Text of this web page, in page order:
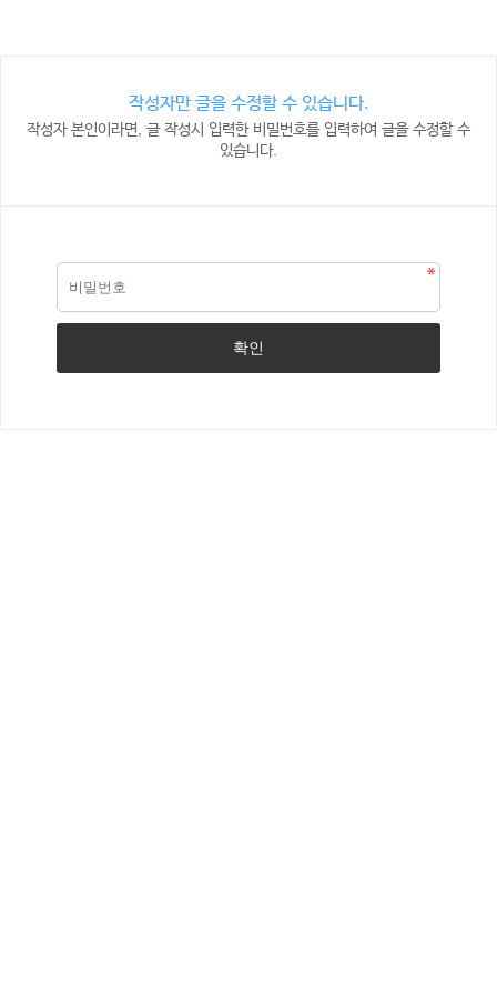
작성자만 글을 수정할 수 있습니다.
작성자 본인이라면, 글 작성시 입력한 비밀번호를 입력하여 글을 수정할 수
있습니다.